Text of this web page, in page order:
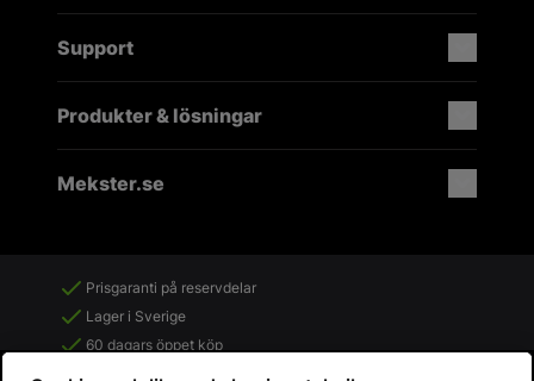
Support
Produkter & lösningar
Mekster.se
Prisgaranti på reservdelar
Lager i Sverige
60 dagars öppet köp
Fria returer